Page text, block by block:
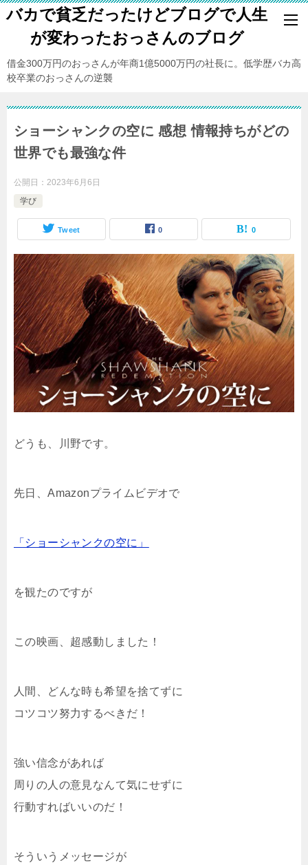
バカで貧乏だったけどブログで人生
が変わったおっさんのブログ
借金300万円のおっさんが年商1億5000万円の社長に。低学歴バカ高
校卒業のおっさんの逆襲
ショーシャンクの空に 感想 情報持ちがどの
世界でも最強な件
公開日： 2023年6月6日
学び
Tweet 0 0
どうも、川野です。
先日、Amazonプライムビデオで
「ショーシャンクの空に」
を観たのですが
この映画、超感動しました！
人間、どんな時も希望を捨てずに
コツコツ努力するべきだ！
強い信念があれば
周りの人の意見なんて気にせずに
行動すればいいのだ！
そういうメッセージが